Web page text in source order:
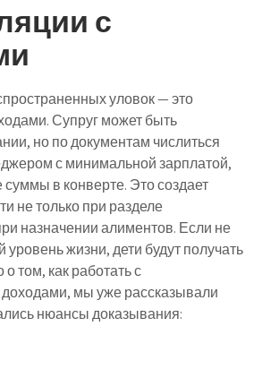
с
уловок — это
Супруг может быть
но по документам числиться
с минимальной зарплатой,
в конверте. Это создает
не только при разделе
назначении алиментов. Если не
уровень жизни, дети будут получать
том, как работать с
мы уже рассказывали
нюансы доказывания: